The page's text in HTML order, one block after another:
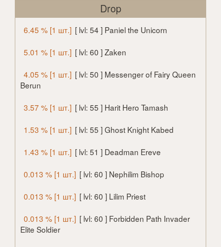
Drop
6.45 % [1 шт.] [ lvl: 54 ] Paniel the Unicorn
5.01 % [1 шт.] [ lvl: 60 ] Zaken
4.05 % [1 шт.] [ lvl: 50 ] Messenger of Fairy Queen
Berun
3.57 % [1 шт.] [ lvl: 55 ] Harit Hero Tamash
1.53 % [1 шт.] [ lvl: 55 ] Ghost Knight Kabed
1.43 % [1 шт.] [ lvl: 51 ] Deadman Ereve
0.013 % [1 шт.] [ lvl: 60 ] Nephilim Bishop
0.013 % [1 шт.] [ lvl: 60 ] Lilim Priest
0.013 % [1 шт.] [ lvl: 60 ] Forbidden Path Invader
Elite Soldier